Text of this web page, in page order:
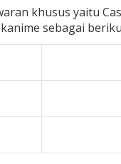
khusus yaitu
sebagai